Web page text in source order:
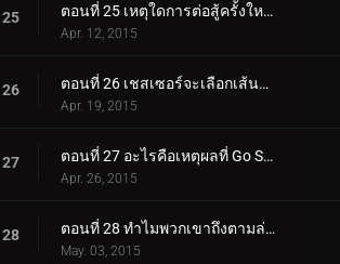
ตอนที่ 25 เหตุใดการต่อสู้ครั้งใหม่นี้จึงเริ่มต้นขึ้น?
Apr. 12, 2015
ตอนที่ 26 เชสเซอร์จะเลือกเส้นทางไหน?
Apr. 19, 2015
ตอนที่ 27 อะไรคือเหตุผลที่ Go Shijima Fights?
Apr. 26, 2015
ตอนที่ 28 ทำไมพวกเขาถึงตามล่าครอบครัวของฉัน?
May. 03, 2015